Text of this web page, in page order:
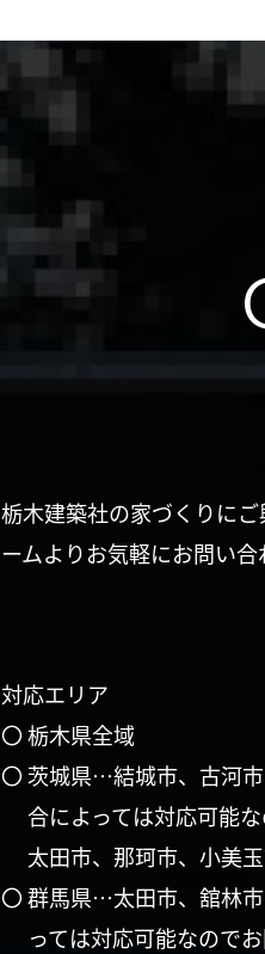
栃木建築社の家づくりに
ームよりお気軽にお問い合
対応エリア
〇 栃木県全域
〇 茨城県…結城市、古河
合によっては対応可能
太田市、那珂市、小美
〇 群馬県…太田市、舘林
っては対応可能なので